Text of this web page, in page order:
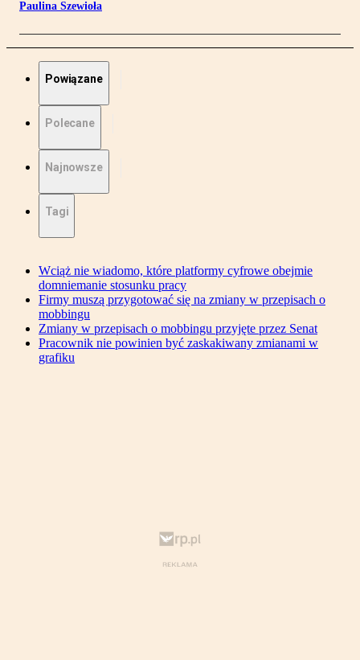
Paulina Szewioła
Powiązane
Polecane
Najnowsze
Tagi
Wciąż nie wiadomo, które platformy cyfrowe obejmie
domniemanie stosunku pracy
Firmy muszą przygotować się na zmiany w przepisach o
mobbingu
Zmiany w przepisach o mobbingu przyjęte przez Senat
Pracownik nie powinien być zaskakiwany zmianami w
grafiku